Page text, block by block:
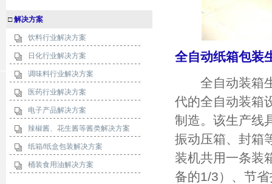
□解决方案
饮料行业解决方案
日化行业解决方案
调味料行业解决方案
医药行业解决方案
电子产品解决方案
辣椒酱、花生酱等酱类解决方案
纸箱/纸盒包装解决方案
桶装食用油解决方案
全自动纸箱包装
全自动装箱生
代的全自动装箱
制造。该生产线
振动压箱、封箱
装机共用一条装
备的1/3）、节